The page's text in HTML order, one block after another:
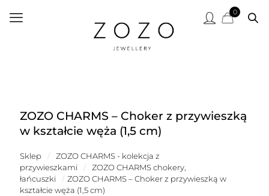
0
ZOZO CHARMS – Choker z przywieszką
w kształcie węża (1,5 cm)
Sklep /
ZOZO CHARMS - kolekcja z
przywieszkami
/
ZOZO CHARMS chokery,
łańcuszki
/ ZOZO CHARMS – Choker z przywieszką w
kształcie węża (1,5 cm)